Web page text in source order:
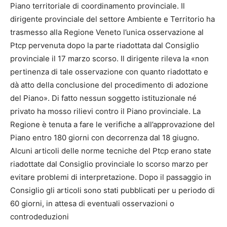
Piano territoriale di coordinamento provinciale. Il
dirigente provinciale del settore Ambiente e Territorio ha
trasmesso alla Regione Veneto l’unica osservazione al
Ptcp pervenuta dopo la parte riadottata dal Consiglio
provinciale il 17 marzo scorso. Il dirigente rileva la «non
pertinenza di tale osservazione con quanto riadottato e
dà atto della conclusione del procedimento di adozione
del Piano». Di fatto nessun soggetto istituzionale né
privato ha mosso rilievi contro il Piano provinciale. La
Regione è tenuta a fare le verifiche a all’approvazione del
Piano entro 180 giorni con decorrenza dal 18 giugno.
Alcuni articoli delle norme tecniche del Ptcp erano state
riadottate dal Consiglio provinciale lo scorso marzo per
evitare problemi di interpretazione. Dopo il passaggio in
Consiglio gli articoli sono stati pubblicati per u periodo di
60 giorni, in attesa di eventuali osservazioni o
controdeduzioni